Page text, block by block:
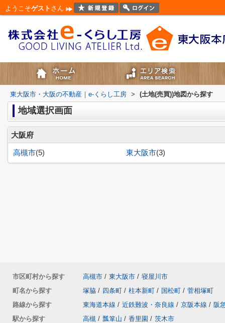
ようこそゲスト さん
東大阪市・大阪の不動産｜e-くらし工房 > (土地(売買))地図から探す
地域選択画面
大阪府
高槻市(5) 東大阪市(3)
市区町村から探す 高槻市 / 東大阪市 / 寝屋川市
町名から探す
塚脇 / 四条町 / 柱本新町 / 国松町 / 菅相塚町
路線から探す
東海道本線 / 近鉄難波・奈良線 / 京阪本線 / 阪
駅から探す
高槻 / 瓢箪山 / 香里園 / 茨木市